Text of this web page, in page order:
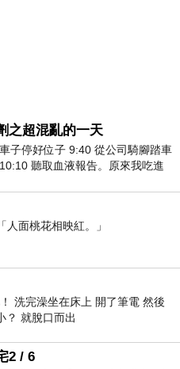
之超混亂的一天
子停好位子 9:40 從公司騎腳踏車
聽取血液報告。原來我吃進
並非沒有吸收而是超
人面桃花相映紅。」
洗完澡坐在床上 開了筆電 然後
就脫口而出
2 / 6